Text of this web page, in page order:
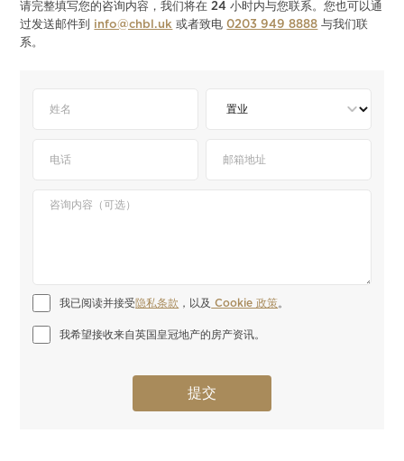
请完整填写您的咨询内容，我们将在 24 小时内与您联系。您也可以通
过发送邮件到 info@chbl.uk 或者致电0203 949 8888 与我们联
系。
我已阅读并接受隐私条款 ，以及 Cookie 政策。
我希望接收来自英国皇冠地产的房产资讯。